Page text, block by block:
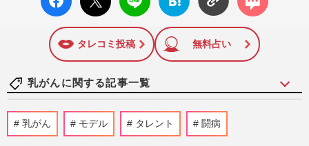
ok い
ト
ブック
に追加
ト
タレコミ投稿 無料占い
乳がんに関する記事一覧
乳がんで左胸を失うも第一声は“気に入っ
た！”「根拠がなくても大丈夫」ロックバ
乳がん モデル タレント 闘病